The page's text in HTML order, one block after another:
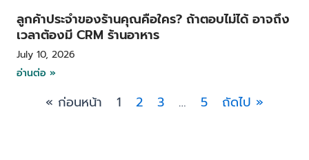
ลูกค้าประจำของร้านคุณคือใคร? ถ้าตอบไม่ได้ อาจถึง
เวลาต้องมี CRM ร้านอาหาร
July 10, 2026
อ่านต่อ »
« ก่อนหน้า 1 2 3 … 5 ถัดไป »